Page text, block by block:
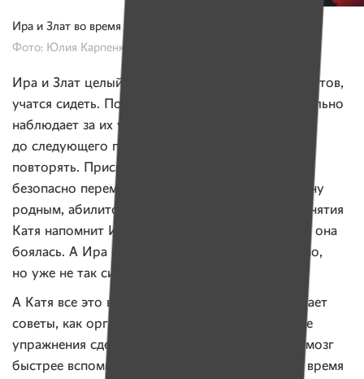
Ира и Злат во время занятия
Фото: Юлия Карпенко для ИМЕН
Ира и Злат целый час закрепляют навыки поворотов,
учатся сидеть. Помощница Иры Наташа внимательно
наблюдает за их упражнениями — каждый день
до следующего приезда абилитологов будут
повторять. Приспособление, которое помогает
безопасно переместить Иру и не надорвать спину
родным, абилитологи оставят семье. В конце занятия
Катя напомнит Ире, что у нее все получилось, а она
боялась. А Ира скажет, что хоть и было страшно,
но уже не так сильно.
А Катя все это время разговаривает с мамой. Дает
советы, как организовать занятия дома, на какие
упражнения сделать акцент, что делать, чтобы мозг
быстрее вспомнил навыки письма. В последнее время